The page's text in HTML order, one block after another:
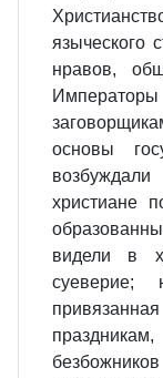
языческого
нравов,
основы
христиане
видели в
суеверие;